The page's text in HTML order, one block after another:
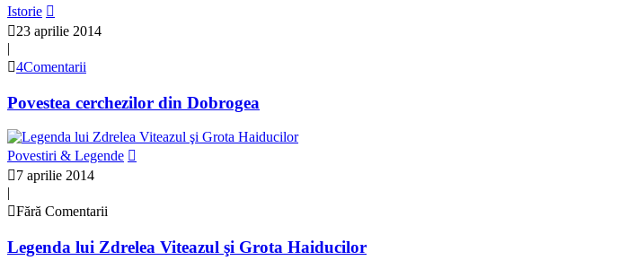
Istorie
23 aprilie 2014
|
4Comentarii
Povestea cerchezilor din Dobrogea
Povestiri & Legende
7 aprilie 2014
|
Fără Comentarii
Legenda lui Zdrelea Viteazul şi Grota Haiducilor